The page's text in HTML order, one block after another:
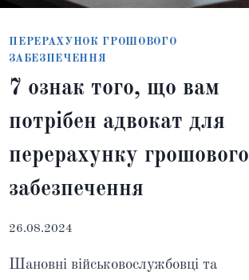
ПЕРЕРАХУНОК ГРОШОВОГО
ЗАБЕЗПЕЧЕННЯ
7 ознак того, що вам
потрібен адвокат для
перерахунку грошового
забезпечення
26.08.2024
Шановні військовослужбовці та